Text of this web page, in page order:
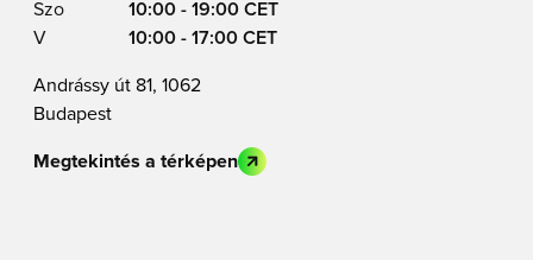
Szo
10:00 - 19:00 CET
V
10:00 - 17:00 CET
Andrássy út 81, 1062
Budapest
Megtekintés a térképen